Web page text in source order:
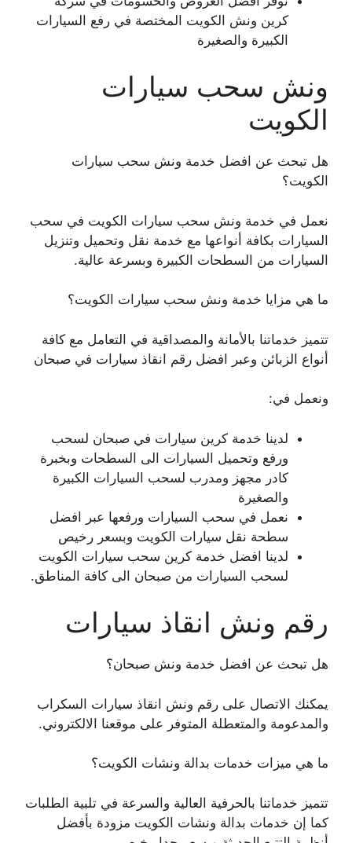
كرين ونش الكويت المختصة في رفع السيارات
الكبيرة والصغيرة
ونش سحب سيارات
الكويت
هل تبحث عن افضل خدمة ونش سحب سيارات
الكويت؟
نعمل في خدمة ونش سحب سيارات الكويت في سحب
السيارات بكافة أنواعها مع خدمة نقل وتحميل وتنزيل
السيارات من السطحات الكبيرة وبسرعة عالية.
ما هي مزايا خدمة ونش سحب سيارات الكويت؟
تتميز خدماتنا بالأمانة والمصداقية في التعامل مع كافة
أنواع الزبائن وعبر افضل رقم انقاذ سيارات في صبحان
ونعمل في:
لدينا خدمة كرين سيارات في صبحان لسحب
ورفع وتحميل السيارات الى السطحات وبخبرة
كادر مجهز ومدرب لسحب السيارات الكبيرة
والصغيرة
نعمل في سحب السيارات ورفعها عبر افضل
سطحة نقل سيارات الكويت وبسعر رخيص
لدينا افضل خدمة كرين سحب سيارات الكويت
لسحب السيارات من صبحان الى كافة المناطق.
رقم ونش انقاذ سيارات
هل تبحث عن افضل خدمة ونش صبحان؟
يمكنك الاتصال على رقم ونش انقاذ سيارات السكراب
والمدعومة والمتعطلة المتوفر على موقعنا الالكتروني.
ما هي ميزات خدمات بدالة ونشات الكويت؟
تتميز خدماتنا بالحرفية العالية والسرعة في تلبية الطلبات
كما إن خدمات بدالة ونشات الكويت مزودة بأفضل